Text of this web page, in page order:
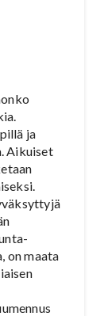
ja
Aikuiset
on maata